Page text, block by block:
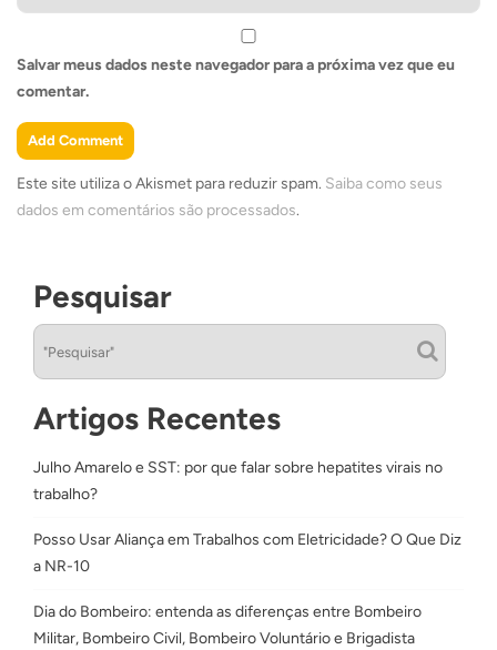
Salvar meus dados neste navegador para a próxima vez que eu
comentar.
Este site utiliza o Akismet para reduzir spam. Saiba como seus
dados em comentários são processados.
Pesquisar
Artigos Recentes
Julho Amarelo e SST: por que falar sobre hepatites virais no
trabalho?
Posso Usar Aliança em Trabalhos com Eletricidade? O Que Diz
a NR-10
Dia do Bombeiro: entenda as diferenças entre Bombeiro
Militar, Bombeiro Civil, Bombeiro Voluntário e Brigadista